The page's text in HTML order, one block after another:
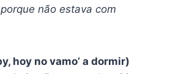
não estava com
hoy no vamo’ a dormir)